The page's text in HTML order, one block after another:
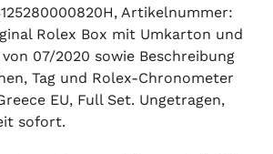
Artikelnummer:
Rolex Box mit Umkarton und
07/2020 sowie Beschreibung
Tag und Rolex-Chronometer
EU, Full Set. Ungetragen,
sofort.